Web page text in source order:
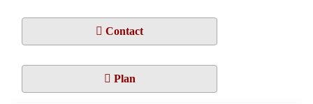
Contact
Plan